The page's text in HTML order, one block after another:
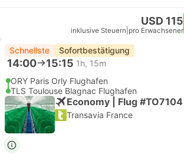
USD 115
inklusive Steuern pro Erwachsener
Schnellste Sofortbestätigung
14:00 15:15 1h, 15m
ORY Paris Orly Flughafen
TLS Toulouse Blagnac Flughafen
Economy | Flug #TO7104
Transavia France